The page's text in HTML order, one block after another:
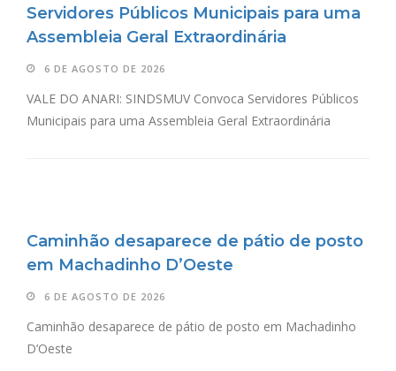
Servidores Públicos Municipais para uma
Assembleia Geral Extraordinária
6 DE AGOSTO DE 2026
VALE DO ANARI: SINDSMUV Convoca Servidores Públicos
Municipais para uma Assembleia Geral Extraordinária
Caminhão desaparece de pátio de posto
em Machadinho D’Oeste
6 DE AGOSTO DE 2026
Caminhão desaparece de pátio de posto em Machadinho
D’Oeste